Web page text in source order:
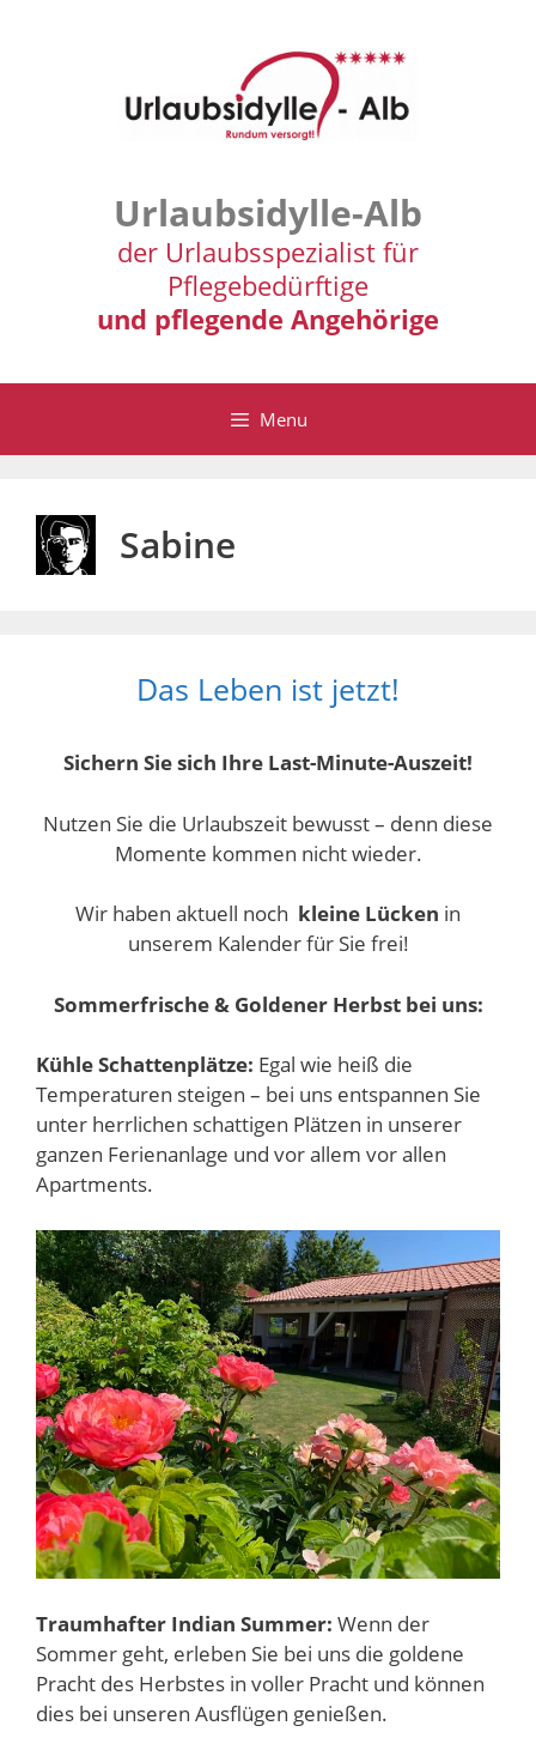
Urlaubsidylle-Alb
der Urlaubsspezialist für
Pflegebedürftige
und pflegende Angehörige
Menu
Sabine
Das Leben ist jetzt!
Sichern Sie sich Ihre Last-Minute-Auszeit!
Nutzen Sie die Urlaubszeit bewusst – denn diese
Momente kommen nicht wieder.
Wir haben aktuell noch kleine Lücken in
unserem Kalender für Sie frei!
Sommerfrische & Goldener Herbst bei uns:
Kühle Schattenplätze: Egal wie heiß die
Temperaturen steigen – bei uns entspannen Sie
unter herrlichen schattigen Plätzen in unserer
ganzen Ferienanlage und vor allem vor allen
Apartments.
Traumhafter Indian Summer: Wenn der
Sommer geht, erleben Sie bei uns die goldene
Pracht des Herbstes in voller Pracht und können
dies bei unseren Ausflügen genießen.